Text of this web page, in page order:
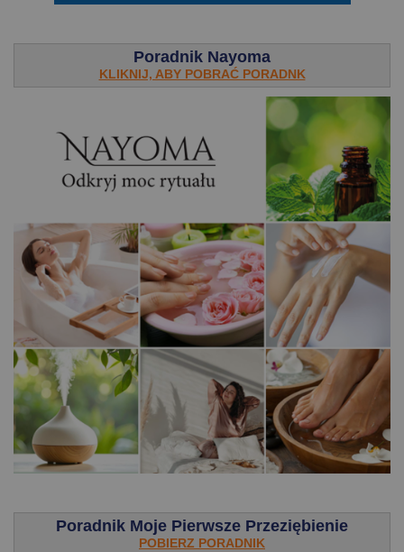
Poradnik Nayoma
KLIKNIJ, ABY POBRAĆ PORADNK
Poradnik Moje Pierwsze Przeziębienie
POBIERZ PORADNIK